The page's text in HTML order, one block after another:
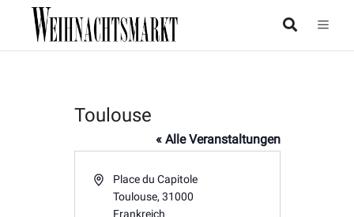
Toulouse
« Alle Veranstaltungen
AdressePlace du Capitole
Toulouse, 31000
Frankreich